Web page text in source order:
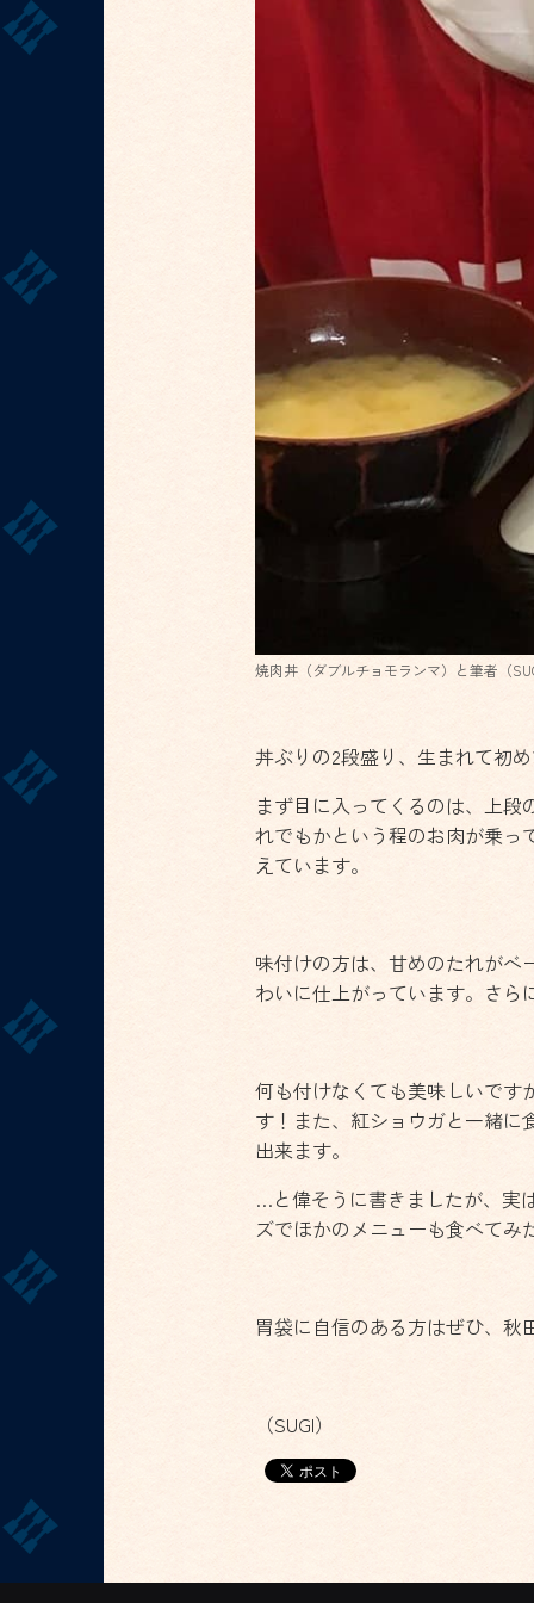
焼肉丼（ダブルチョモランマ）と筆者（
丼ぶりの2段盛り、生まれて初
まず目に入ってくるのは、上
れでもかという程のお肉が乗っ
えています。
味付けの方は、甘めのたれが
わいに仕上がっています。さ
何も付けなくても美味しいです
す！また、紅ショウガと一緒
出来ます。
…と偉そうに書きましたが、実
ズでほかのメニューも食べてみ
胃袋に自信のある方はぜひ、
（SUGI）